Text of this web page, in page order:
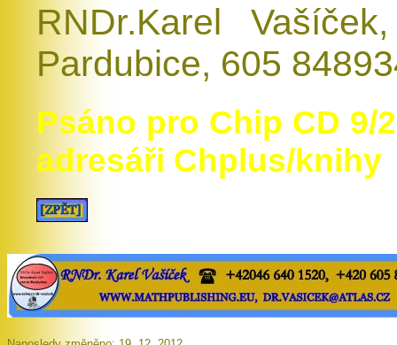
RNDr.Karel Vašíček,
Pardubice, 605
Psáno pro Chip CD 9/
adresáři Chplus/knihy